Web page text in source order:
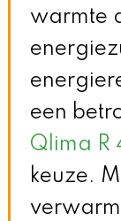
warmte
een
Qlima R
keuze.